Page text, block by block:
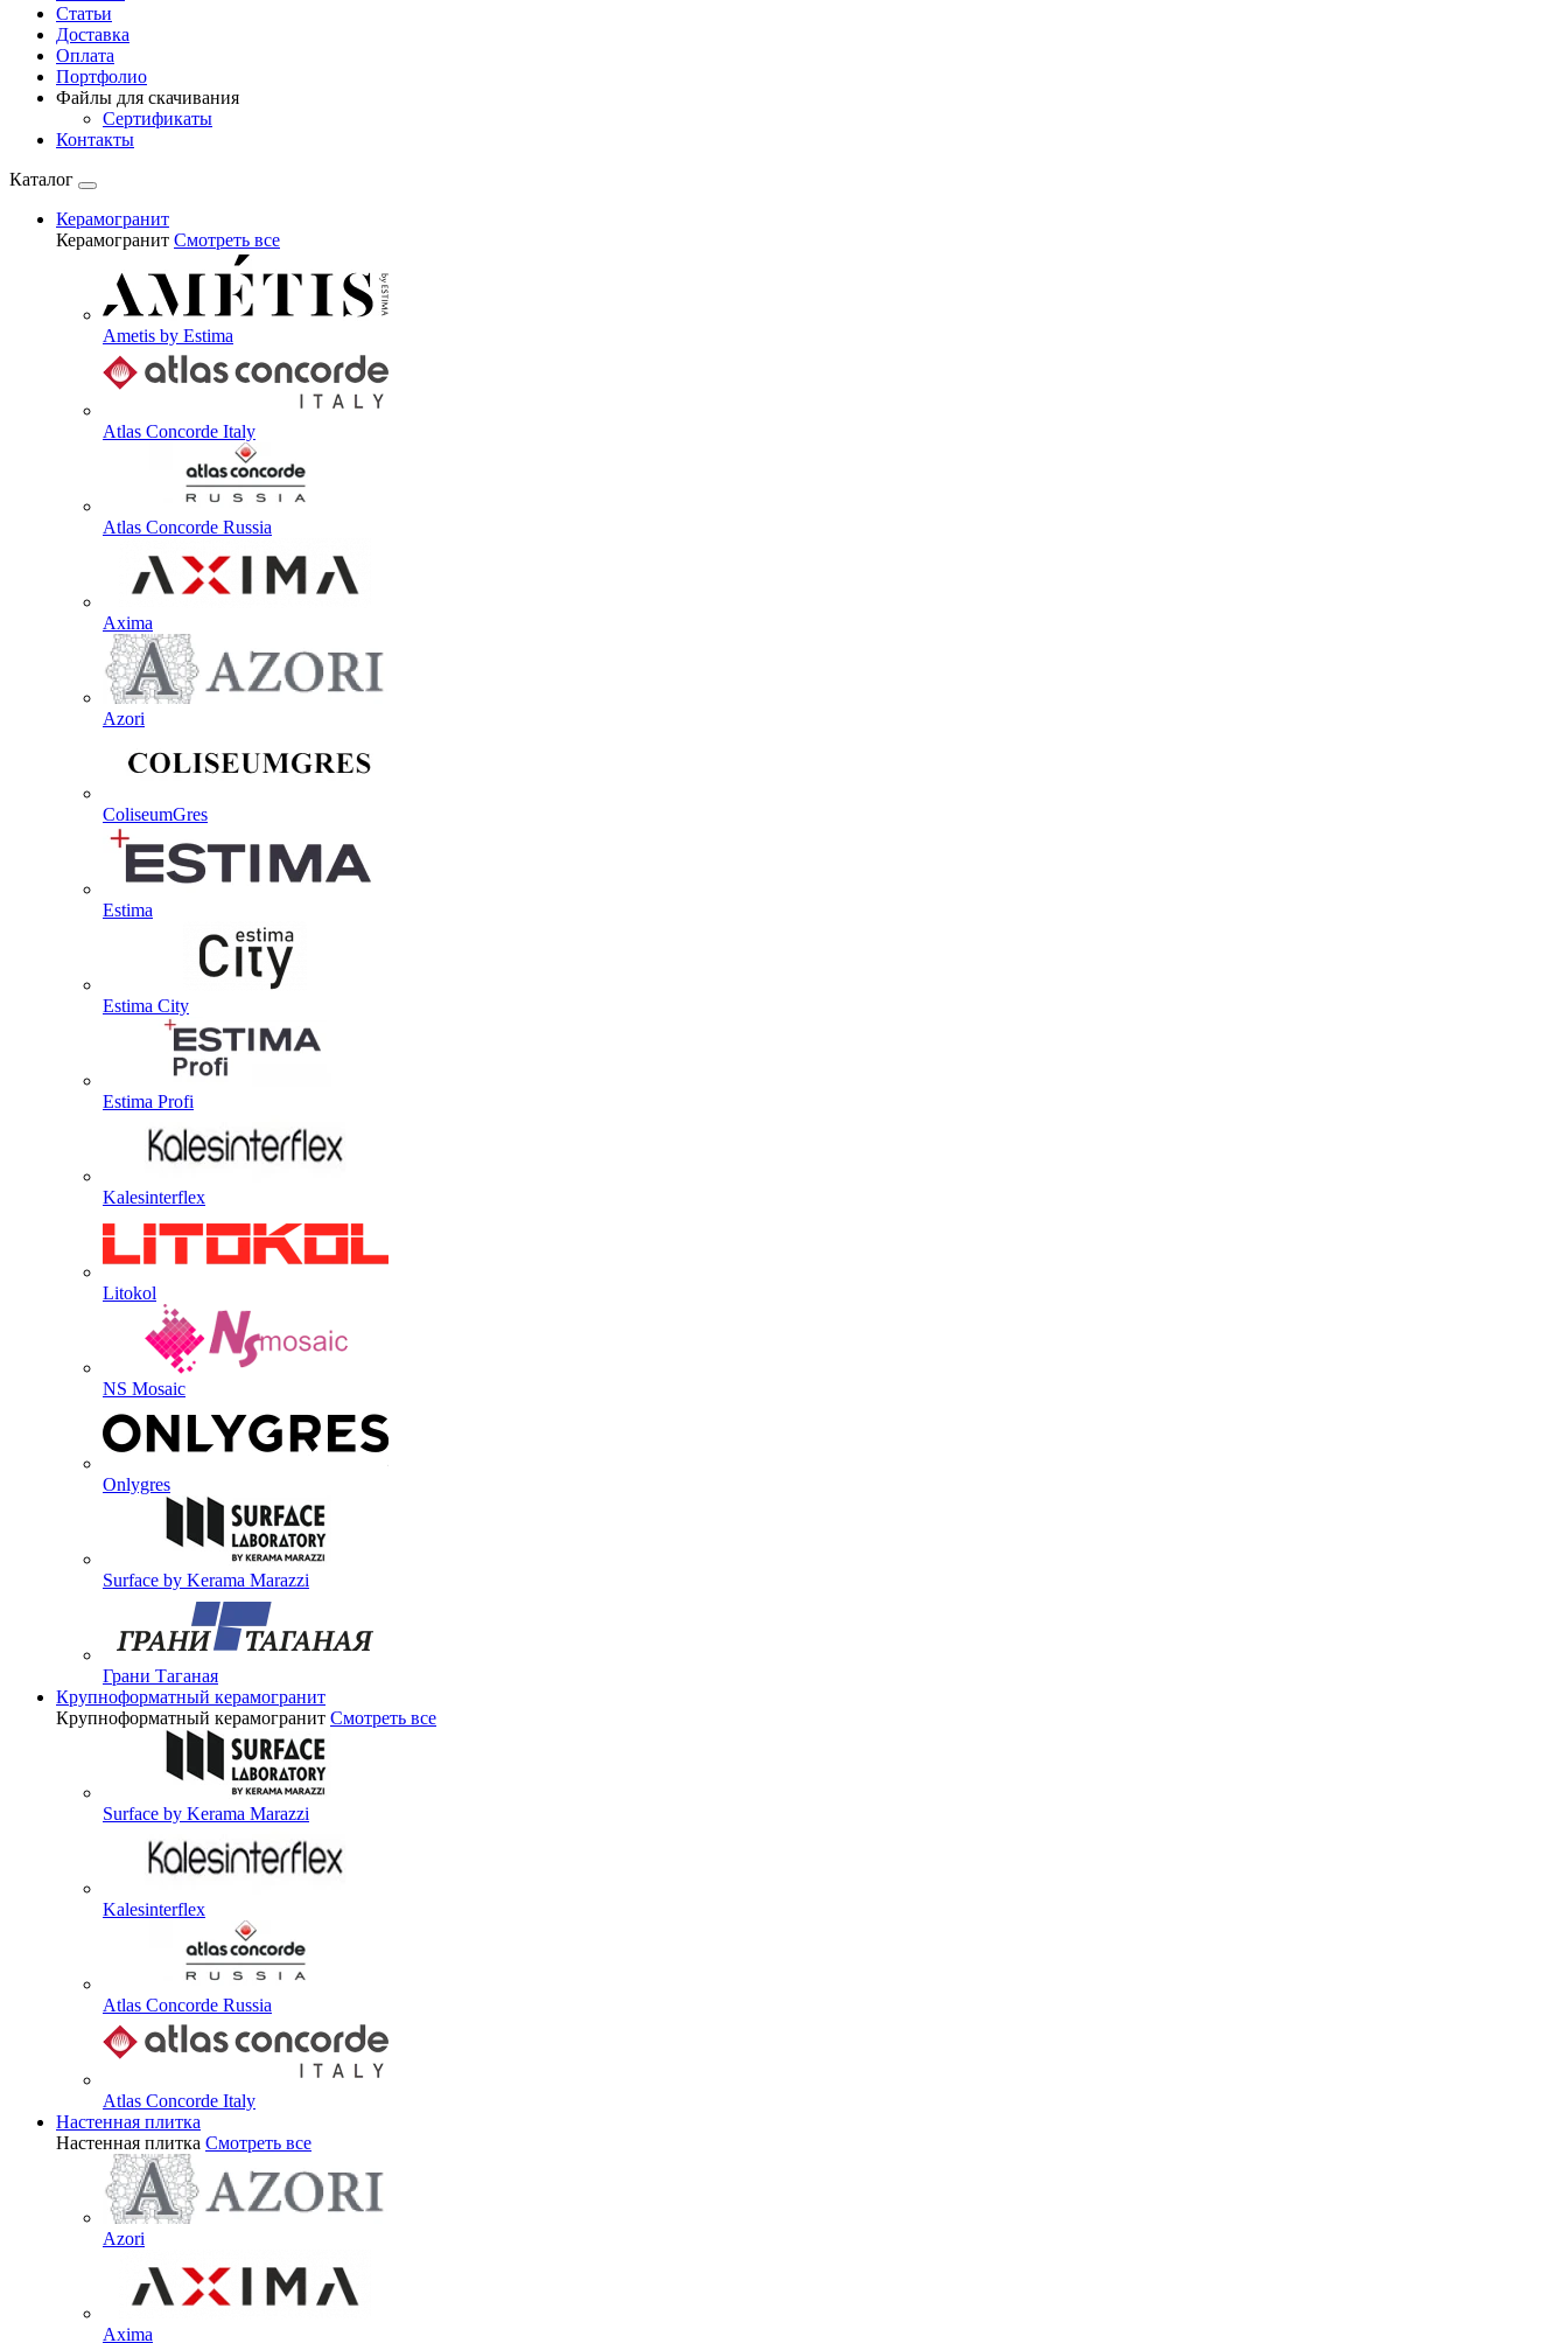
Статьи
Доставка
Оплата
Портфолио
Файлы для скачивания
Сертификаты
Контакты
Каталог
Керамогранит
Керамогранит Смотреть все
Ametis by Estima
Atlas Concorde Italy
Atlas Concorde Russia
Axima
Azori
ColiseumGres
Estima
Estima City
Estima Profi
Kalesinterflex
Litokol
NS Mosaic
Onlygres
Surface by Kerama Marazzi
Грани Таганая
Крупноформатный керамогранит
Крупноформатный керамогранит Смотреть все
Surface by Kerama Marazzi
Kalesinterflex
Atlas Concorde Russia
Atlas Concorde Italy
Настенная плитка
Настенная плитка Смотреть все
Azori
Axima